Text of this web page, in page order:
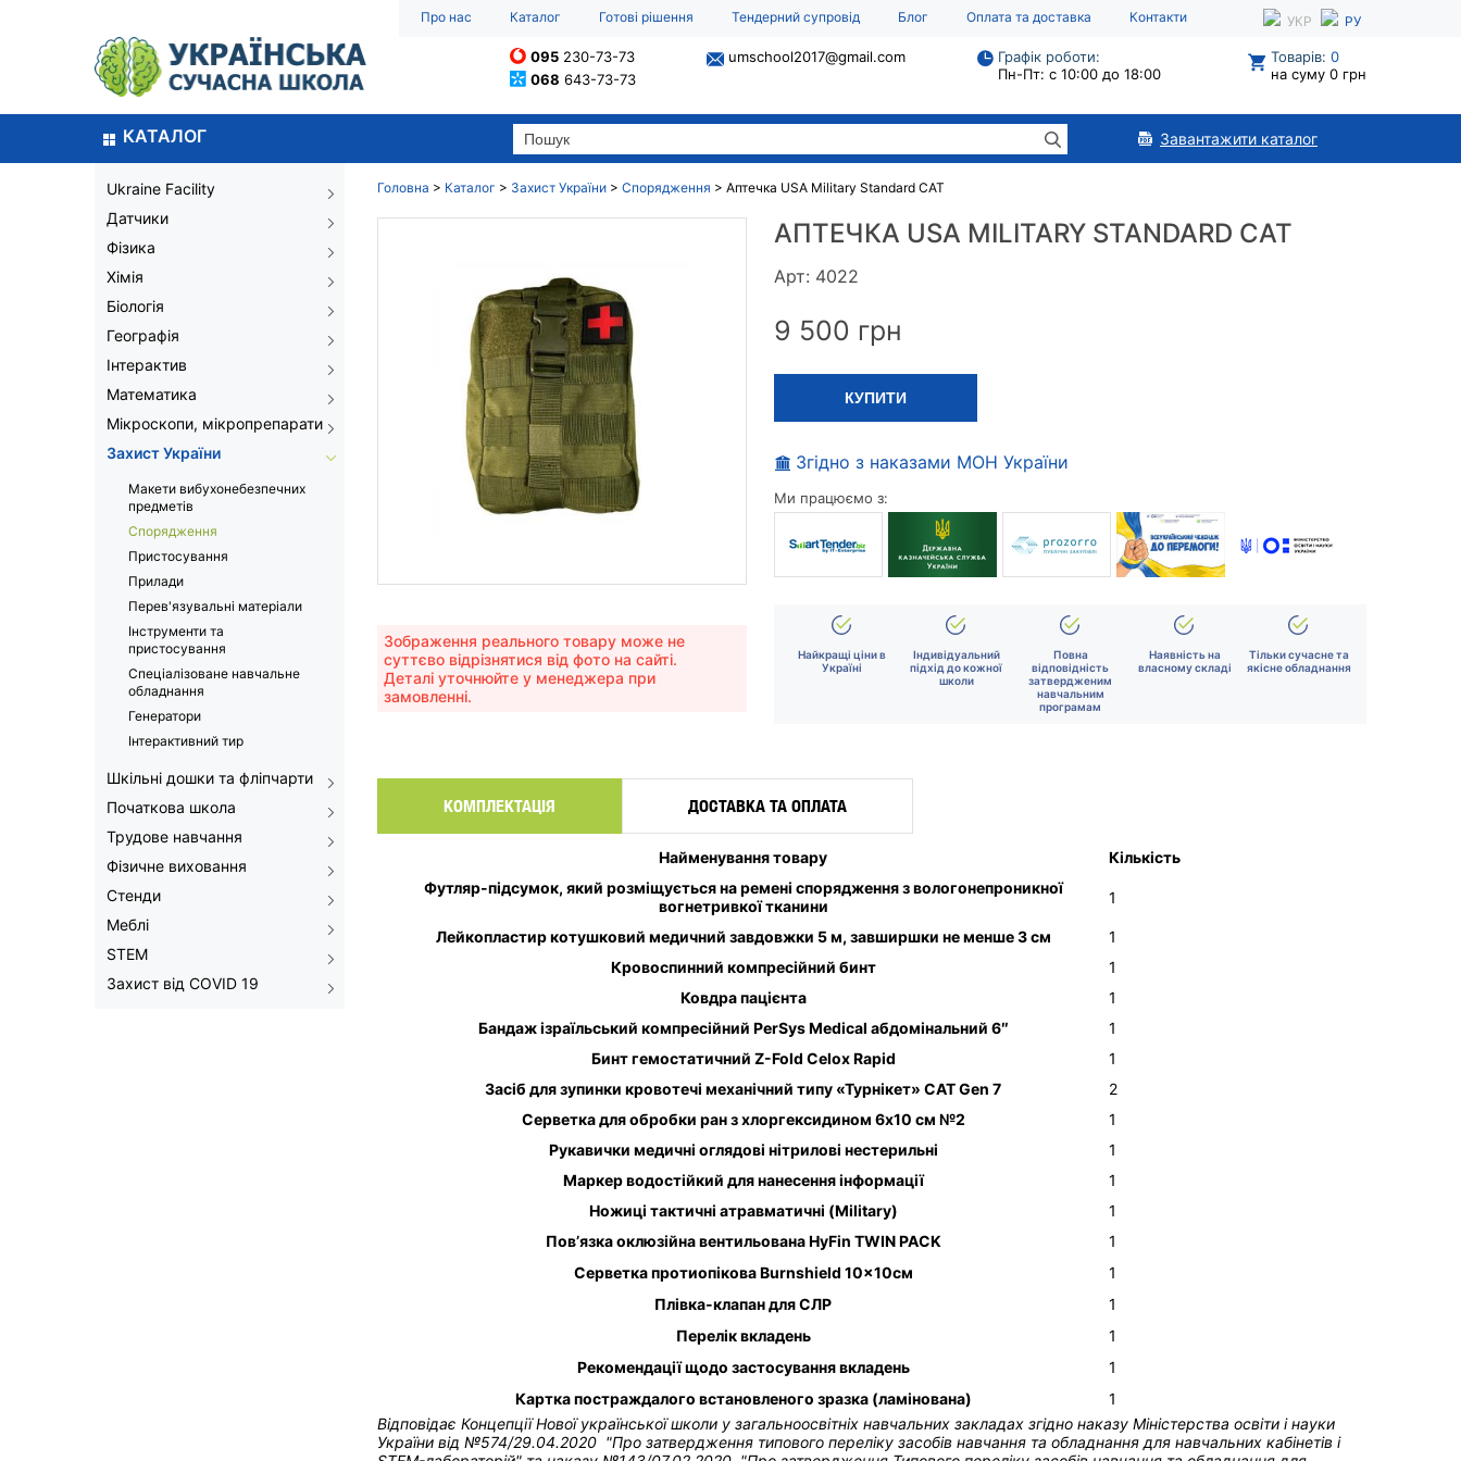
Про нас Каталог Готові рішення Тендерний супровід Блог Оплата та доставка Контакти УКР РУ
095 230-73-73
068 643-73-73
umschool2017@gmail.com
Графік роботи:
Пн-Пт: с 10:00 до 18:00
Товарів: 0
на суму 0 грн
КАТАЛОГ Завантажити каталог
Ukraine Facility
Датчики
Фізика
Хімія
Біологія
Географія
Інтерактив
Математика
Мікроскопи, мікропрепарати
Захист України
Макети вибухонебезпечних
предметів
Спорядження
Пристосування
Прилади
Перев'язувальні матеріали
Інструменти та
пристосування
Спеціалізоване навчальне
обладнання
Генератори
Інтерактивний тир
Шкільні дошки та фліпчарти
Початкова школа
Трудове навчання
Фізичне виховання
Стенди
Меблі
STEM
Захист від COVID 19
Головна > Каталог > Захист України > Спорядження > Аптечка USA Military Standard CAT
Зображення реального товару може не
суттєво відрізнятися від фото на сайті.
Деталі уточнюйте у менеджера при
замовленні.
АПТЕЧКА USA MILITARY STANDARD CAT
Арт: 4022
9 500 грн
КУПИТИ
Згідно з наказами МОН України
Ми працюємо з:
Найкращі ціни в
Україні
Індивідуальний
підхід до кожної
школи
Повна
відповідність
затвердженим
навчальним
програмам
Наявність на
власному складі
Тільки сучасне та
якісне обладнання
КОМПЛЕКТАЦІЯ ДОСТАВКА ТА ОПЛАТА
Найменування товару
Кількість
Футляр-підсумок, який розміщується на ремені спорядження з вологонепроникної
вогнетривкої тканини
1
Лейкопластир котушковий медичний завдовжки 5 м, завширшки не менше 3 см
1
Кровоспинний компресійний бинт
1
Ковдра пацієнта
1
Бандаж ізраїльський компресійний PerSys Medical абдомінальний 6″
1
Бинт гемостатичний Z-Fold Celox Rapid
1
Засіб для зупинки кровотечі механічний типу «Турнікет» CAT Gen 7
2
Серветка для обробки ран з хлоргексидином 6х10 см №2
1
Рукавички медичні оглядові нітрилові нестерильні
1
Маркер водостійкий для нанесення інформації
1
Ножиці тактичні атравматичні (Military)
1
Пов’язка оклюзійна вентильована HyFin TWIN PACK
1
Серветка протиопікова Burnshield 10×10см
1
Плівка-клапан для СЛР
1
Перелік вкладень
1
Рекомендації щодо застосування вкладень
1
Картка постраждалого встановленого зразка (ламінована)
1
Відповідає Концепції Нової української школи у загальноосвітніх навчальних закладах згідно наказу Міністерства освіти і науки
України від №574/29.04.2020 "Про затвердження типового переліку засобів навчання та обладнання для навчальних кабінетів і